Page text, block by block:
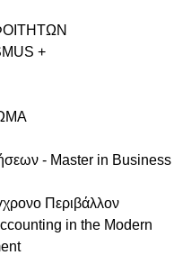
+
- Master in Business
Περιβάλλον
in the Modern